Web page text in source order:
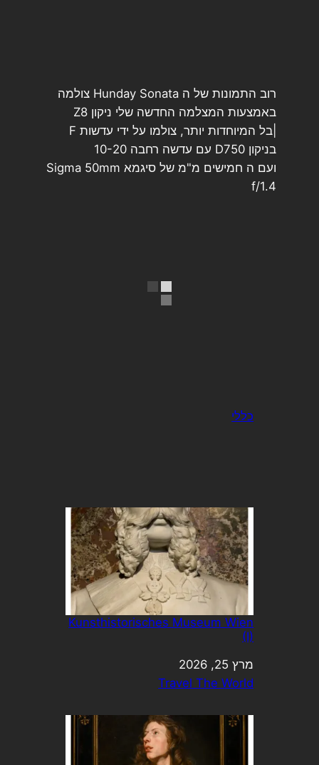
רוב התמונות של ה Hunday Sonata צולמה
באמצעות המצלמה החדשה שלי ניקון Z8
|בל המיוחדות יותר, צולמו על ידי עדשות F
בניקון D750 עם עדשה רחבה 10-20
ועם ה חמישים מ"מ של סיגמא Sigma 50mm
f/1.4
כללי
Kunsthistorisches Museum Wien
(I)
תאריך
מרץ 25, 2026
בהקשר ל-
Travel The World